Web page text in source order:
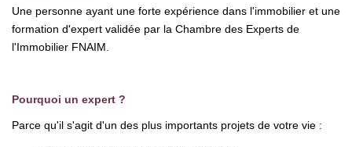
Nos Partenaires
Une personne ayant une forte expérience dans l'immobilier et une
formation d'expert validée par la Chambre des Experts de
l'Immobilier FNAIM.
Pourquoi un expert ?
Parce qu'il s'agit d'un des plus importants projets de votre vie :